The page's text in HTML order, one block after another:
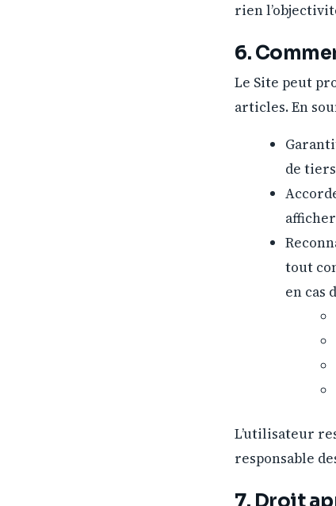
rien
6.
Le Site peut
articles. En
de
tout
en cas
L’utilisateur
responsable
7. Droit